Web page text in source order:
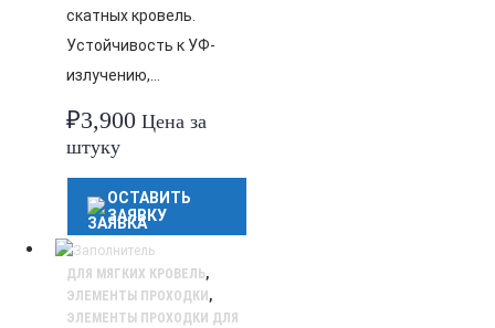
скатных кровель.
Устойчивость к УФ-
излучению,…
₽3,900 Цена за
штуку
ОСТАВИТЬ
ЗАЯВКУ
ДЛЯ МЯГКИХ КРОВЕЛЬ,
ЭЛЕМЕНТЫ ПРОХОДКИ,
ЭЛЕМЕНТЫ ПРОХОДКИ ДЛЯ